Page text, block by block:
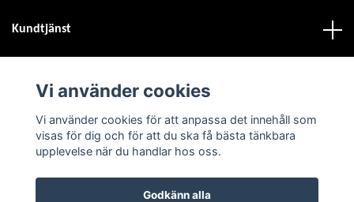
Kundtjänst
Sociala medier
Vi använder cookies
Vi använder cookies för att anpassa det innehåll som
visas för dig och för att du ska få bästa tänkbara
upplevelse när du handlar hos oss.
Godkänn alla